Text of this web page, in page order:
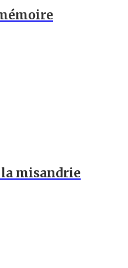
misandrie